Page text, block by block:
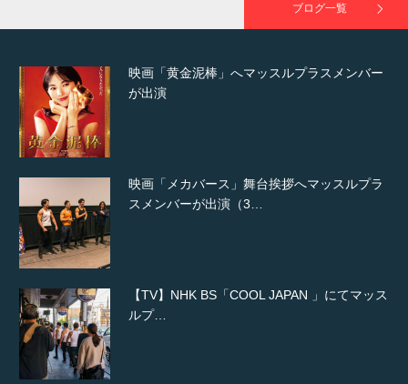
ブログ一覧
映画「メカバース」舞台挨拶へマッスルプラ
【TV】NHK BS「COOL JAPAN 」にてマッス
【WEB】「猫と焼き芋とマッチョ」の素材を